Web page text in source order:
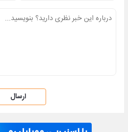
ارسال